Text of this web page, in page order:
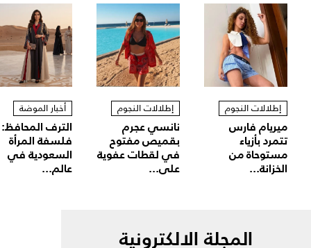
إطلالات النجوم
ميريام فارس
تتمرد بأزياء
مستوحاة من
الخزانة...
إطلالات النجوم
نانسي عجرم
بقميص مفتوح
في لقطات عفوية
على...
أخبار الموضة
الترف المحافظ:
فلسفة المرأة
السعودية في
عالم...
المجلة الالكترونية